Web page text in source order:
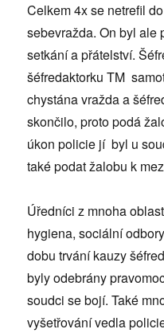
Celkem 4x se netrefil
sebevražda. On byl ale
setkání a přátelství.
šéfredaktorku TM
chystána vražda a
skončilo, proto podá
úkon policie jí byl u
také podat žalobu k
Úředníci z mnoha
hygiena, sociální
dobu trvání kauzy
byly odebrány
soudci se bojí. Také
vyšetřování vedla